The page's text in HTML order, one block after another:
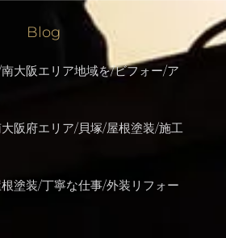
Blog
大阪エリア地域を/ビフォー/ア
阪府エリア/貝塚/屋根塗装/施工
塗装/丁寧な仕事/外装リフォー